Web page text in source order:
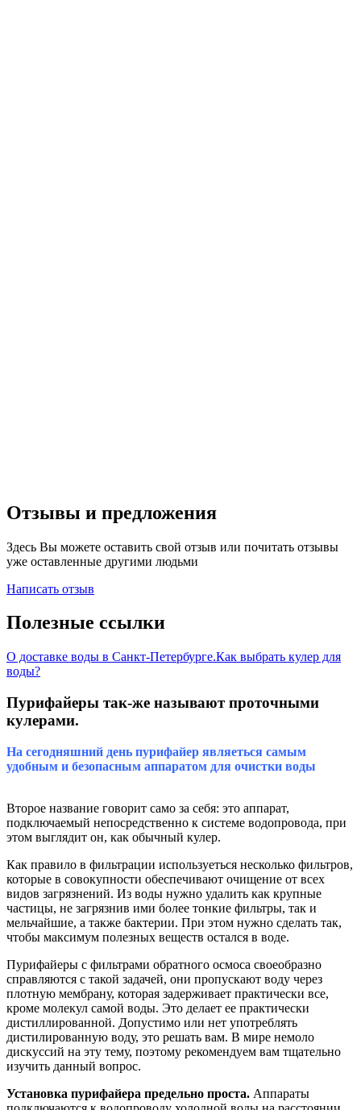
Отзывы и предложения
Здесь Вы можете оставить свой отзыв или почитать отзывы
уже оставленные другими людьми
Написать отзыв
Полезные ссылки
О доставке воды в Санкт-Петербурге.Как выбрать кулер для
воды?
Пурифайеры так-же называют проточными
кулерами.
На сегодняшний день пурифайер являеться самым
удобным и безопасным аппаратом для очистки воды
Второе название говорит само за себя: это аппарат,
подключаемый непосредственно к системе водопровода, при
этом выглядит он, как обычный кулер.
Как правило в фильтрации используеться несколько фильтров,
которые в совокупности обеспечивают очищение от всех
видов загрязнений. Из воды нужно удалить как крупные
частицы, не загрязнив ими более тонкие фильтры, так и
мельчайшие, а также бактерии. При этом нужно сделать так,
чтобы максимум полезных веществ остался в воде.
Пурифайеры с фильтрами обратного осмоса своеобразно
справляются с такой задачей, они пропускают воду через
плотную мембрану, которая задерживает практически все,
кроме молекул самой воды. Это делает ее практически
дистиллированной. Допустимо или нет употреблять
дистилированную воду, это решать вам. В мире немоло
дискуссий на эту тему, поэтому рекомендуем вам тщательно
изучить данный вопрос.
Установка пурифайера предельно проста. Аппараты